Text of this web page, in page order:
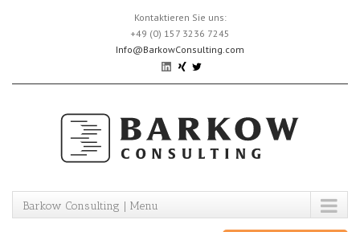
Kontaktieren Sie uns:
+49 (0) 157 3236 7245
Info@BarkowConsulting.com
Barkow Consulting | Menu